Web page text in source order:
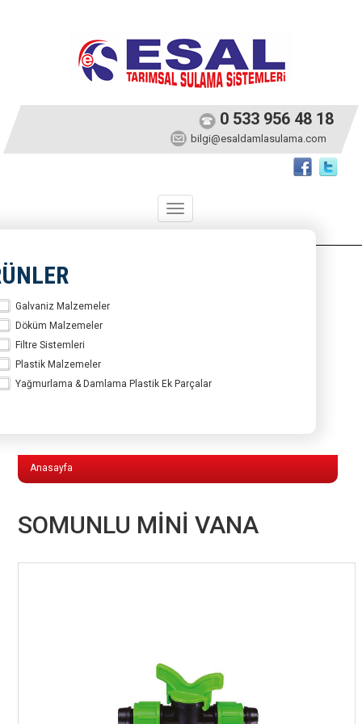
0 533 956 48 18
bilgi@esaldamlasulama.com
Toggle
navigation
Galvaniz Malzemeler
Döküm Malzemeler
Filtre Sistemleri
Plastik Malzemeler
Yağmurlama & Damlama Plastik Ek Parçalar
Anasayfa
SOMUNLU MİNİ VANA